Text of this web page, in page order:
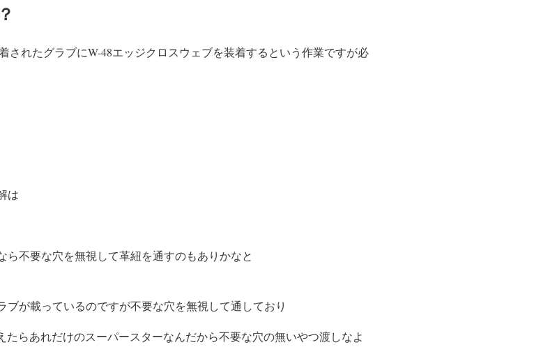
されたグラブにW-48エッジクロスウェブを装着するという作業ですが必
は
不要な穴を無視して革紐を通すのもありかなと
ブが載っているのですが不要な穴を無視して通しており
らあれだけのスーパースターなんだから不要な穴の無いやつ渡しなよ